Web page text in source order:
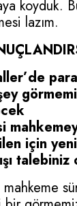
koyduk.
lazım.
için